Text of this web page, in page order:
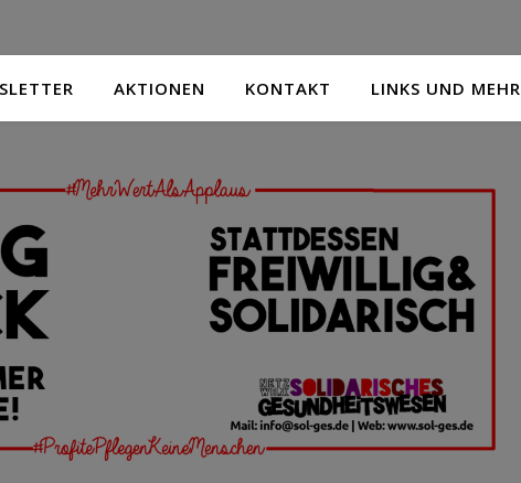
AKTIONEN KONTAKT LINKS UND MEHR